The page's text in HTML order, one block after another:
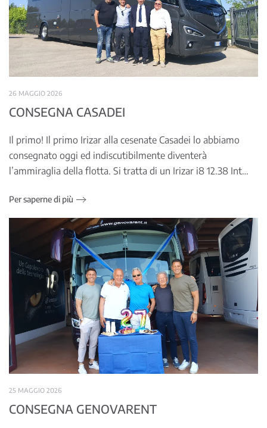
26 MAGGIO 2026
CONSEGNA CASADEI
Il primo! Il primo Irizar alla cesenate Casadei lo abbiamo
consegnato oggi ed indiscutibilmente diventerà
l’ammiraglia della flotta. Si tratta di un Irizar i8 12.38 Int…
Per saperne di più
25 MAGGIO 2026
CONSEGNA GENOVARENT